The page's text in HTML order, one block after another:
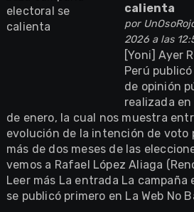
calienta
por
2026 a las
[Yoni] Ayer
Perú
de opinión
realizada
de enero, la cual nos muestra
evolución de la intención de voto
más de dos meses de las
vemos a Rafael López Aliaga
Leer más La entrada La
se publicó primero en La Web No